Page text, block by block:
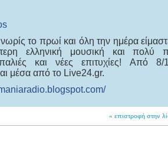
το πρωί και όλη την ημέρα
ελληνική μουσική και πολύ
και νέες επιτυχίες! Από 8/
μέσα από το Live24.gr.
« επιστροφή στην